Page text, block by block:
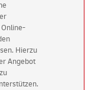
und
€ Gutschein
5 € Gutschein
Hierzu
Angebot